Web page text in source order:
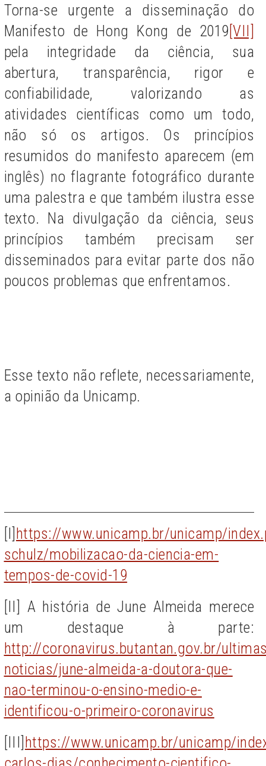
Torna-se urgente a disseminação do
Manifesto de Hong Kong de 2019[VII]
pela integridade da ciência, sua
abertura, transparência, rigor e
confiabilidade, valorizando as
atividades científicas como um todo,
não só os artigos. Os princípios
resumidos do manifesto aparecem (em
inglês) no flagrante fotográfico durante
uma palestra e que também ilustra esse
texto. Na divulgação da ciência, seus
princípios também precisam ser
disseminados para evitar parte dos não
poucos problemas que enfrentamos.
Esse texto não reflete, necessariamente,
a opinião da Unicamp.
[I]https://www.unicamp.br/unicamp/
schulz/mobilizacao-da-ciencia-em-
tempos-de-covid-19
[II] A história de June Almeida merece
um destaque à parte:
http://coronavirus.butantan.gov.br/
noticias/june-almeida-a-doutora-que-
nao-terminou-o-ensino-medio-e-
identificou-o-primeiro-coronavirus
[III]https://www.unicamp.br/unicamp/